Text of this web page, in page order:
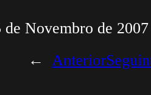
de Novembro de 2007
←
Anterior